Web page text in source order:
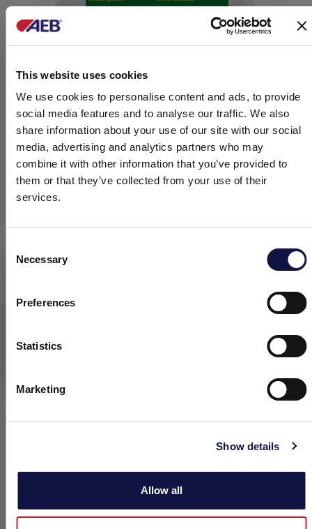
This website uses cookies
We use cookies to personalise content and ads, to provide
social media features and to analyse our traffic. We also
share information about your use of our site with our social
media, advertising and analytics partners who may
combine it with other information that you’ve provided to
them or that they’ve collected from your use of their
services.
Selection
Necessary
Preferences
Statistics
Marketing
Show details
Allow all
Este site destina-se a um público empresarial.
destinam-se exclusivamente a clientes profissionais (empresas
e outras entidades profissionais).
Eu entendi